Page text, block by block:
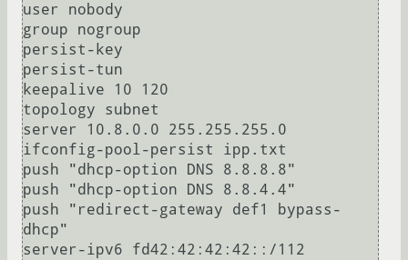
user nobody
group nogroup
persist-key
persist-tun
keepalive 10 120
topology subnet
server 10.8.0.0 255.255.255.0
ifconfig-pool-persist ipp.txt
push "dhcp-option DNS 8.8.8.8"
push "dhcp-option DNS 8.8.4.4"
push "redirect-gateway def1 bypass-
dhcp"
server-ipv6 fd42:42:42:42::/112